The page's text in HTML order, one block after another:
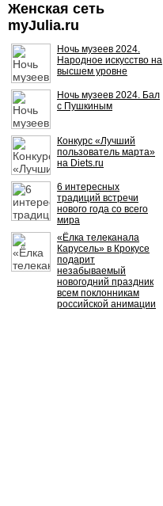
Женская сеть
myJulia.ru
Ночь музеев 2024.
Народное искусство на
высшем уровне
Ночь музеев 2024. Бал
с Пушкиным
Конкурс «Лучший
пользователь марта»
на Diets.ru
6 интересных
традиций встречи
нового года со всего
мира
«Ёлка телеканала
Карусель» в Крокусе
подарит
незабываемый
новогодний праздник
всем поклонникам
российской анимации